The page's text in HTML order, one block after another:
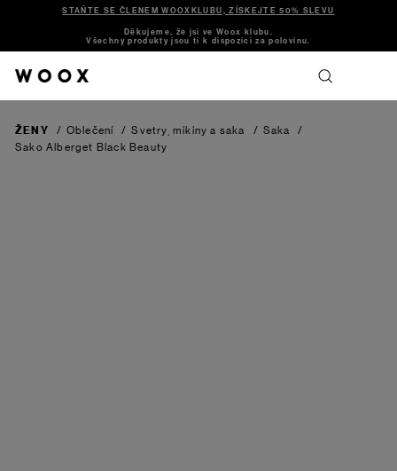
STAŇTE SE ČLENEM WOOXKLUBU, ZÍSKEJTE 50% SLEVU
Děkujeme, že jsi ve Woox klubu.
Všechny produkty jsou ti k dispozici za polovinu.
ŽENY / Oblečení / Svetry, mikiny a saka / Saka
/
Sako Alberget Black Beauty